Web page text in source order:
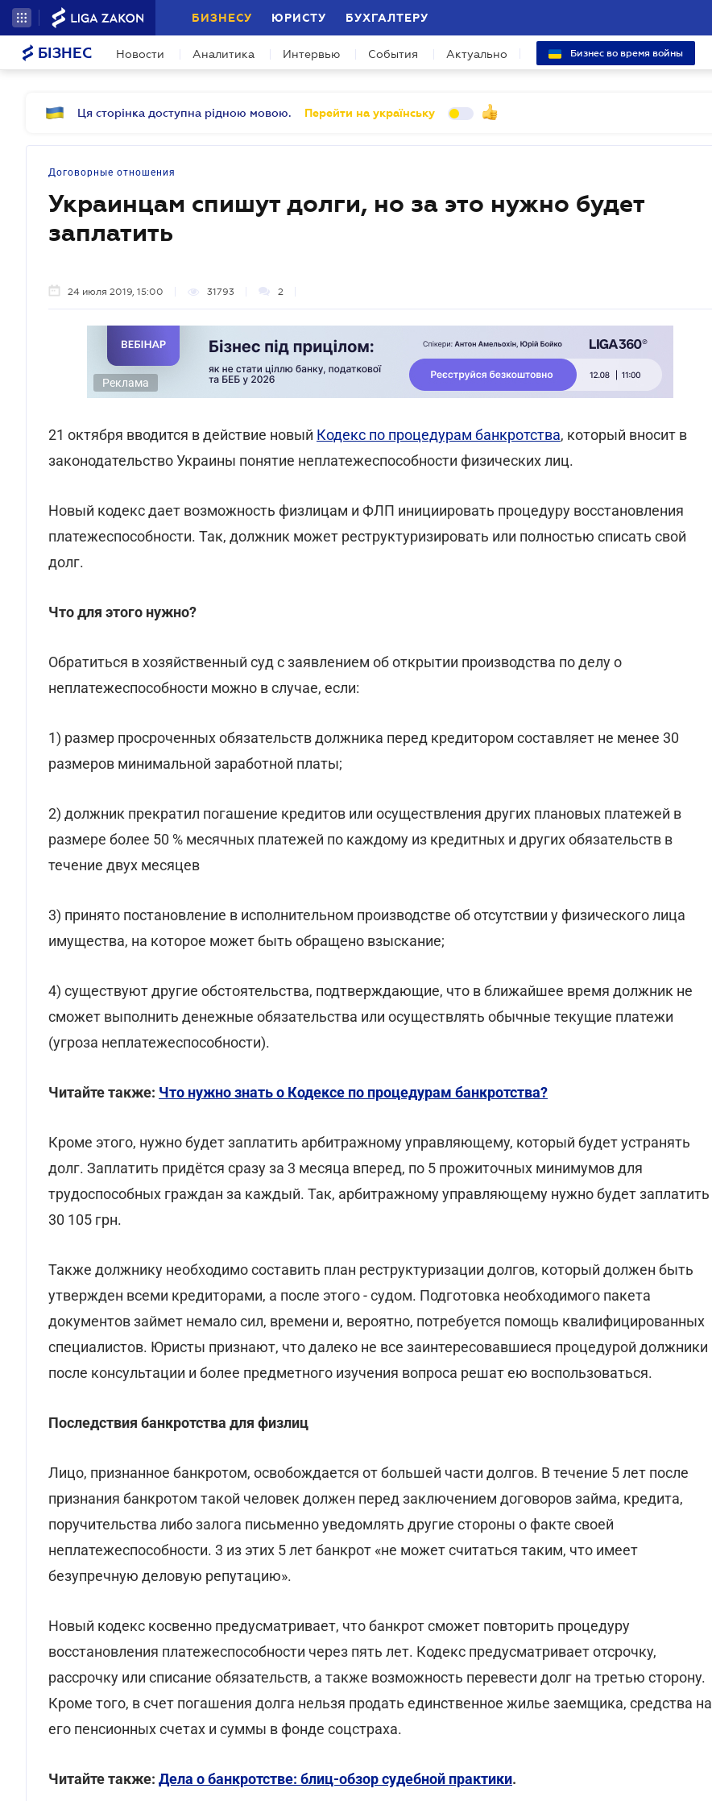
БИЗНЕСУ ЮРИСТУ БУХГАЛТЕРУ
БІЗНЕС Новости Аналитика Интервью События Актуально Бизнес во время войны
Ця сторінка доступна рідною мовою. Перейти на українську
Договорные отношения
Украинцам спишут долги, но за это нужно будет
заплатить
24 июля 2019, 15:00 31793 2
Реклама
21 октября вводится в действие новый Кодекс по процедурам банкротства, который вносит в
законодательство Украины понятие неплатежеспособности физических лиц.
Новый кодекс дает возможность физлицам и ФЛП инициировать процедуру восстановления
платежеспособности. Так, должник может реструктуризировать или полностью списать свой
долг.
Что для этого нужно?
Обратиться в хозяйственный суд с заявлением об открытии производства по делу о
неплатежеспособности можно в случае, если:
1) размер просроченных обязательств должника перед кредитором составляет не менее 30
размеров минимальной заработной платы;
2) должник прекратил погашение кредитов или осуществления других плановых платежей в
размере более 50 % месячных платежей по каждому из кредитных и других обязательств в
течение двух месяцев
3) принято постановление в исполнительном производстве об отсутствии у физического лица
имущества, на которое может быть обращено взыскание;
4) существуют другие обстоятельства, подтверждающие, что в ближайшее время должник не
сможет выполнить денежные обязательства или осуществлять обычные текущие платежи
(угроза неплатежеспособности).
Читайте также: Что нужно знать о Кодексе по процедурам банкротства?
Кроме этого, нужно будет заплатить арбитражному управляющему, который будет устранять
долг. Заплатить придётся сразу за 3 месяца вперед, по 5 прожиточных минимумов для
трудоспособных граждан за каждый. Так, арбитражному управляющему нужно будет заплатить
30 105 грн.
Также должнику необходимо составить план реструктуризации долгов, который должен быть
утвержден всеми кредиторами, а после этого - судом. Подготовка необходимого пакета
документов займет немало сил, времени и, вероятно, потребуется помощь квалифицированных
специалистов. Юристы признают, что далеко не все заинтересовавшиеся процедурой должники
после консультации и более предметного изучения вопроса решат ею воспользоваться.
Последствия банкротства для физлиц
Лицо, признанное банкротом, освобождается от большей части долгов. В течение 5 лет после
признания банкротом такой человек должен перед заключением договоров займа, кредита,
поручительства либо залога письменно уведомлять другие стороны о факте своей
неплатежеспособности. 3 из этих 5 лет банкрот «не может считаться таким, что имеет
безупречную деловую репутацию».
Новый кодекс косвенно предусматривает, что банкрот сможет повторить процедуру
восстановления платежеспособности через пять лет. Кодекс предусматривает отсрочку,
рассрочку или списание обязательств, а также возможность перевести долг на третью сторону.
Кроме того, в счет погашения долга нельзя продать единственное жилье заемщика, средства на
его пенсионных счетах и суммы в фонде соцстраха.
Читайте также: Дела о банкротстве: блиц-обзор судебной практики.